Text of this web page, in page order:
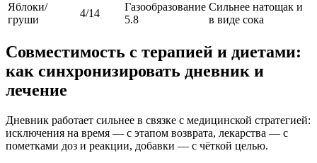
Яблоки/
груши
4/14
Газообразование
5.8
Сильнее натощак и
в виде сока
Совместимость с терапией и диетами:
как синхронизировать дневник и
лечение
Дневник работает сильнее в связке с медицинской стратегией:
исключения на время — с этапом возврата, лекарства — с
пометками доз и реакции, добавки — с чёткой целью.